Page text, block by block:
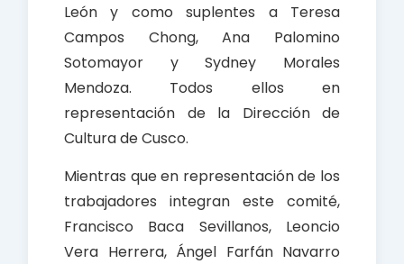
León y como suplentes a Teresa
Campos Chong, Ana Palomino
Sotomayor y Sydney Morales
Mendoza. Todos ellos en
representación de la Dirección de
Cultura de Cusco.
Mientras que en representación de los
trabajadores integran este comité,
Francisco Baca Sevillanos, Leoncio
Vera Herrera, Ángel Farfán Navarro